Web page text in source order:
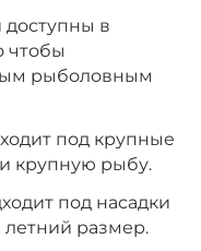
в
чтобы
рыболовным
под крупные
крупную рыбу.
под насадки
размер.